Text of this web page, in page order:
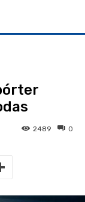
0
2489